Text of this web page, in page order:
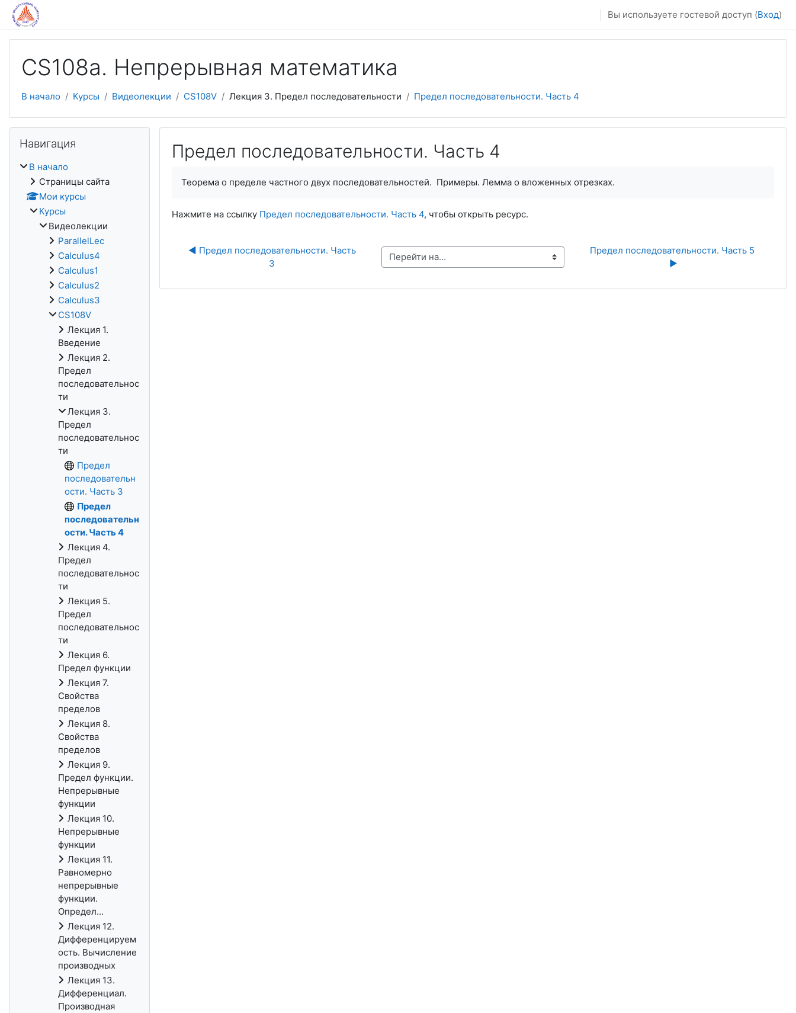
Перейти к основному содержанию
Вы используете гостевой доступ (Вход)
CS108a. Непрерывная математика
В начало Курсы Видеолекции CS108V Лекция 3. Предел последовательности Предел последовательности. Часть 4
Предел последовательности. Часть 4
Теорема о пределе частного двух последовательностей. Примеры. Лемма о вложенных отрезках.
Нажмите на ссылку Предел последовательности. Часть 4, чтобы открыть ресурс.
◀︎ Предел последовательности. Часть
3
Перейти на...
Предел последовательности. Часть 5
▶︎
Навигация
В начало
Страницы сайта
Мои курсы
Курсы
Видеолекции
ParallelLec
Calculus4
Calculus1
Calculus2
Calculus3
CS108V
Лекция 1.
Введение
Лекция 2.
Предел
последовательнос
ти
Лекция 3.
Предел
последовательнос
ти
Предел
последовательн
ости. Часть 3
Предел
последовательн
ости. Часть 4
Лекция 4.
Предел
последовательнос
ти
Лекция 5.
Предел
последовательнос
ти
Лекция 6.
Предел функции
Лекция 7.
Свойства
пределов
Лекция 8.
Свойства
пределов
Лекция 9.
Предел функции.
Непрерывные
функции
Лекция 10.
Непрерывные
функции
Лекция 11.
Равномерно
непрерывные
функции.
Определ...
Лекция 12.
Дифференцируем
ость. Вычисление
производных
Лекция 13.
Дифференциал.
Производная